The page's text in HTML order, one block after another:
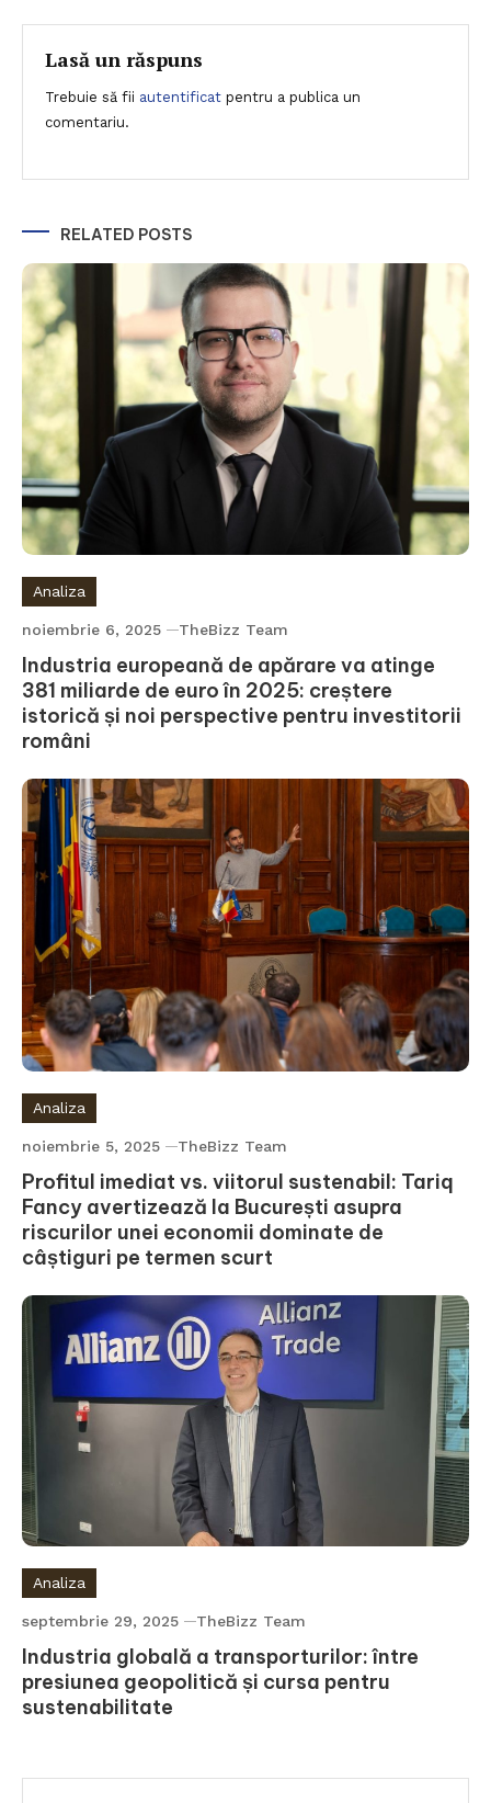
în
articole
Lasă un răspuns
Trebuie să fii autentificat pentru a publica un
comentariu.
RELATED POSTS
Analiza
noiembrie 6, 2025 TheBizz Team
Industria europeană de apărare va atinge
381 miliarde de euro în 2025: creștere
istorică și noi perspective pentru investitorii
români
Analiza
noiembrie 5, 2025 TheBizz Team
Profitul imediat vs. viitorul sustenabil: Tariq
Fancy avertizează la București asupra
riscurilor unei economii dominate de
câștiguri pe termen scurt
Analiza
septembrie 29, 2025 TheBizz Team
Industria globală a transporturilor: între
presiunea geopolitică și cursa pentru
sustenabilitate